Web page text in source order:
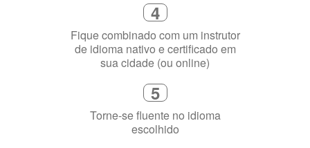
4
Fique combinado com um instrutor
de idioma nativo e certificado em
sua cidade (ou online)
5
Torne-se fluente no idioma
escolhido